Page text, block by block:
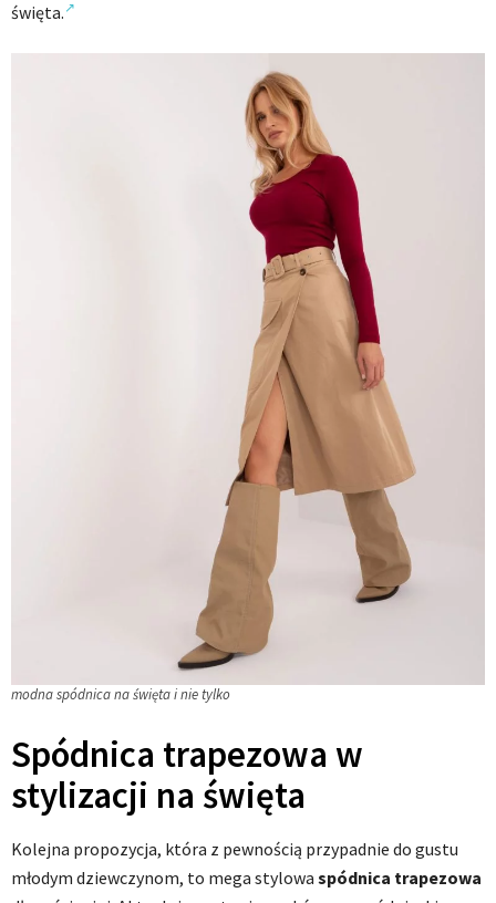
święta.
modna spódnica na święta i nie tylko
Spódnica trapezowa w
stylizacji na święta
Kolejna propozycja, która z pewnością przypadnie do gustu
młodym dziewczynom, to mega stylowa spódnica trapezowa